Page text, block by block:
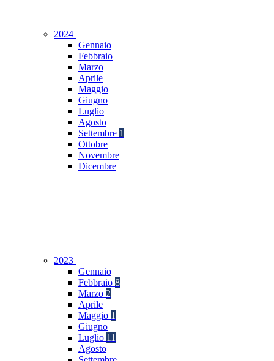
2024
Gennaio
Febbraio
Marzo
Aprile
Maggio
Giugno
Luglio
Agosto
Settembre 1
Ottobre
Novembre
Dicembre
2023
Gennaio
Febbraio 8
Marzo 2
Aprile
Maggio 1
Giugno
Luglio 11
Agosto